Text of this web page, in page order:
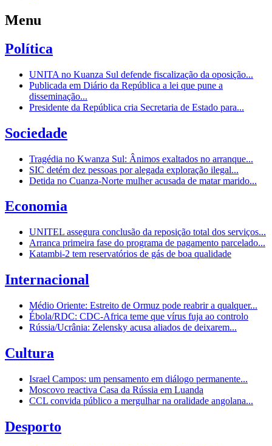
Menu
Política
UNITA no Kuanza Sul defende fiscalização da oposição...
Publicada em Diário da República a lei que pune a
disseminação...
Presidente da República cria Secretaria de Estado para...
Sociedade
Tragédia no Kwanza Sul: Ânimos exaltados no arranque...
SIC detém dez pessoas por alegada exploração ilegal...
Detida no Cuanza-Norte mulher acusada de matar marido...
Economia
UNITEL assegura conclusão da reposição total dos serviços...
Arranca primeira fase do programa de pagamento parcelado...
Katambi-2 tem reservatórios de gás de boa qualidade
Internacional
Médio Oriente: Estreito de Ormuz pode reabrir a qualquer...
Ébola/RDC: CDC-Africa teme que vírus fuja ao controlo
Rússia/Ucrânia: Zelensky acusa aliados de deixarem...
Cultura
Israel Campos: um pensamento em diálogo permanente...
Moscovo reactiva Casa da Rússia em Luanda
CCL convida público a mergulhar na oralidade angolana...
Desporto